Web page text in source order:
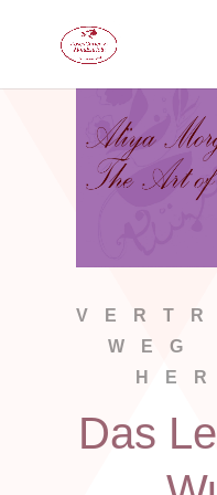
WEG
Das